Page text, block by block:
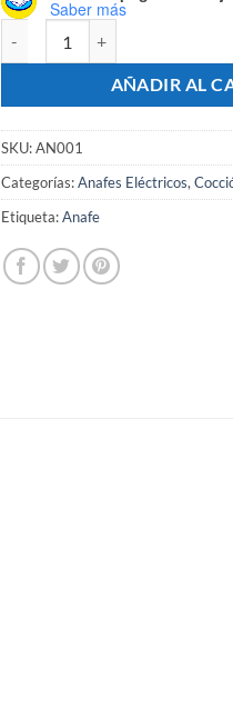
Saber más
AÑADIR AL
SKU:AN001
Categorías:Anafes Eléctricos,
Etiqueta:Anafe